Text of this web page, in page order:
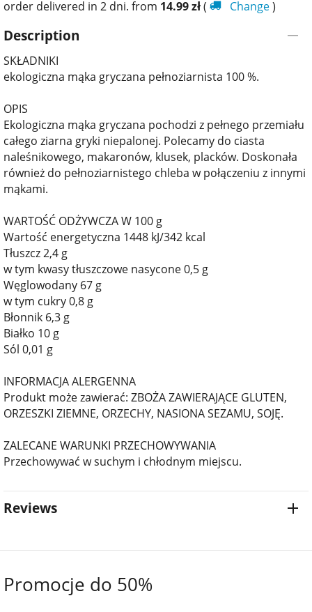
order delivered in 2 dni. from 14.99zł( Change)
Description
SKŁADNIKI
ekologiczna mąka gryczana pełnoziarnista 100 %.
OPIS
Ekologiczna mąka gryczana pochodzi z pełnego przemiału
całego ziarna gryki niepalonej. Polecamy do ciasta
naleśnikowego, makaronów, klusek, placków. Doskonała
również do pełnoziarnistego chleba w połączeniu z innymi
mąkami.
WARTOŚĆ ODŻYWCZA W 100 g
Wartość energetyczna 1448 kJ/342 kcal
Tłuszcz 2,4 g
w tym kwasy tłuszczowe nasycone 0,5 g
Węglowodany 67 g
w tym cukry 0,8 g
Błonnik 6,3 g
Białko 10 g
Sól 0,01 g
INFORMACJA ALERGENNA
Produkt może zawierać: ZBOŻA ZAWIERAJĄCE GLUTEN,
ORZESZKI ZIEMNE, ORZECHY, NASIONA SEZAMU, SOJĘ.
ZALECANE WARUNKI PRZECHOWYWANIA
Przechowywać w suchym i chłodnym miejscu.
Reviews
Promocje do 50%